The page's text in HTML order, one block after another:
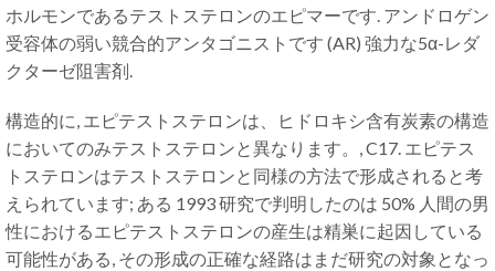
ホルモンであるテストステロンのエピマーです. アンドロゲン
受容体の弱い競合的アンタゴニストです (AR) 強力な5α-レダ
クターゼ阻害剤.
構造的に, エピテストステロンは、ヒドロキシ含有炭素の構造
においてのみテストステロンと異なります。, C17. エピテス
トステロンはテストステロンと同様の方法で形成されると考
えられています; ある 1993 研究で判明したのは 50% 人間の男
性におけるエピテストステロンの産生は精巣に起因している
可能性がある, その形成の正確な経路はまだ研究の対象となっ